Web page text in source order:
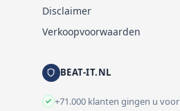
Disclaimer
Verkoopvoorwaarden
BEAT-IT.NL
+71.000 klanten gingen u voor